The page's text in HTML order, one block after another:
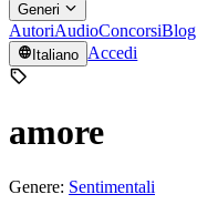
Generi
AutoriAudioConcorsiBlog
Italiano Accedi
amore
Genere: Sentimentali